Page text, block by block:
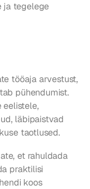
ja tegelege
tööaja arvestust,
pühendumist.
eelistele,
läbipaistvad
taotlused.
et rahuldada
praktilisi
koos